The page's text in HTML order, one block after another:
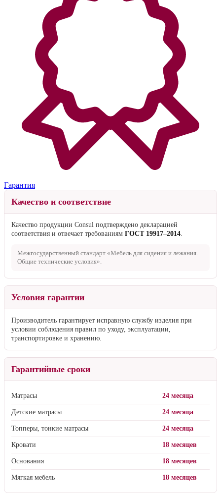
Гарантия
Качество и соответствие
Качество продукции Consul подтверждено декларацией
соответствия и отвечает требованиям ГОСТ 19917–2014
Межгосударственный стандарт «Мебель для сидения и лежания.
Общие технические условия».
Условия гарантии
Производитель гарантирует исправную службу изделия при
условии соблюдения правил по уходу, эксплуатации,
транспортировке и хранению.
Гарантийные сроки
Матрасы 24 месяца
Детские матрасы 24 месяца
Топперы, тонкие матрасы 24 месяца
Кровати 18 месяцев
Основания 18 месяцев
Мягкая мебель 18 месяцев